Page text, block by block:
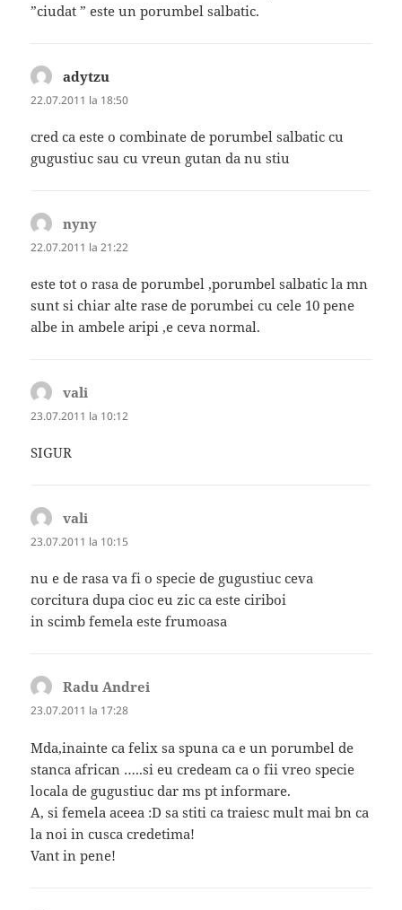
”ciudat ” este un porumbel salbatic.
adytzu
22.07.2011 la 18:50
cred ca este o combinate de porumbel salbatic cu
gugustiuc sau cu vreun gutan da nu stiu
nyny
22.07.2011 la 21:22
este tot o rasa de porumbel ,porumbel salbatic la mn
sunt si chiar alte rase de porumbei cu cele 10 pene
albe in ambele aripi ,e ceva normal.
vali
23.07.2011 la 10:12
SIGUR
vali
23.07.2011 la 10:15
nu e de rasa va fi o specie de gugustiuc ceva
corcitura dupa cioc eu zic ca este ciriboi
in scimb femela este frumoasa
Radu Andrei
23.07.2011 la 17:28
Mda,inainte ca felix sa spuna ca e un porumbel de
stanca african …..si eu credeam ca o fii vreo specie
locala de gugustiuc dar ms pt informare.
A, si femela aceea :D sa stiti ca traiesc mult mai bn ca
la noi in cusca credetima!
Vant in pene!